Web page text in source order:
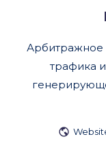
Арбитражное
трафика